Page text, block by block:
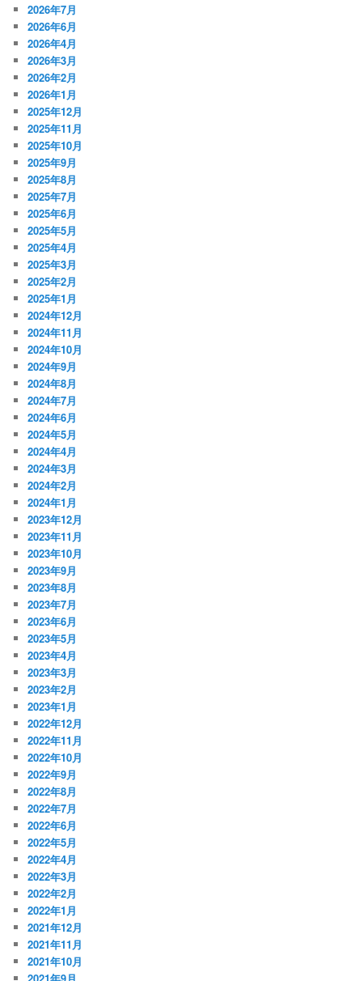
2026年7月
2026年6月
2026年4月
2026年3月
2026年2月
2026年1月
2025年12月
2025年11月
2025年10月
2025年9月
2025年8月
2025年7月
2025年6月
2025年5月
2025年4月
2025年3月
2025年2月
2025年1月
2024年12月
2024年11月
2024年10月
2024年9月
2024年8月
2024年7月
2024年6月
2024年5月
2024年4月
2024年3月
2024年2月
2024年1月
2023年12月
2023年11月
2023年10月
2023年9月
2023年8月
2023年7月
2023年6月
2023年5月
2023年4月
2023年3月
2023年2月
2023年1月
2022年12月
2022年11月
2022年10月
2022年9月
2022年8月
2022年7月
2022年6月
2022年5月
2022年4月
2022年3月
2022年2月
2022年1月
2021年12月
2021年11月
2021年10月